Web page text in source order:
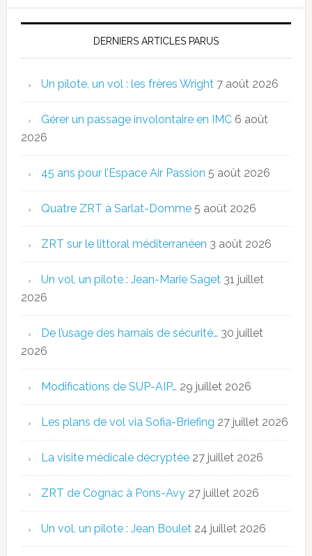
DERNIERS ARTICLES PARUS
Un pilote, un vol : les frères Wright 7 août 2026
Gérer un passage involontaire en IMC 6 août
2026
45 ans pour l’Espace Air Passion 5 août 2026
Quatre ZRT à Sarlat-Domme 5 août 2026
ZRT sur le littoral méditerranéen 3 août 2026
Un vol, un pilote : Jean-Marie Saget 31 juillet
2026
De l’usage des harnais de sécurité… 30 juillet
2026
Modifications de SUP-AIP… 29 juillet 2026
Les plans de vol via Sofia-Briefing 27 juillet 2026
La visite médicale décryptée 27 juillet 2026
ZRT de Cognac à Pons-Avy 27 juillet 2026
Un vol, un pilote : Jean Boulet 24 juillet 2026